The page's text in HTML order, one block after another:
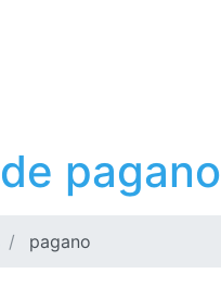
pagano
pagano